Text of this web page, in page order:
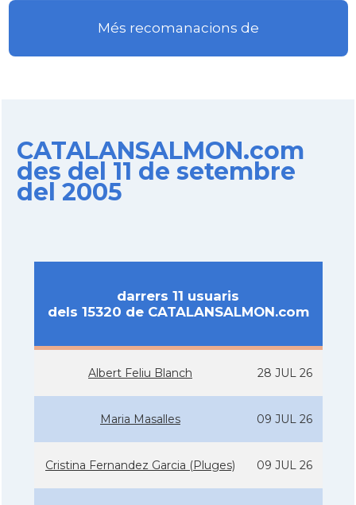
Més recomanacions de
CATALANSALMON.com
des del 11 de setembre
del 2005
darrers 11 usuaris
dels 15320 de CATALANSALMON.com
Albert Feliu Blanch 28 JUL 26
Maria Masalles 09 JUL 26
Cristina Fernandez Garcia (Pluges) 09 JUL 26